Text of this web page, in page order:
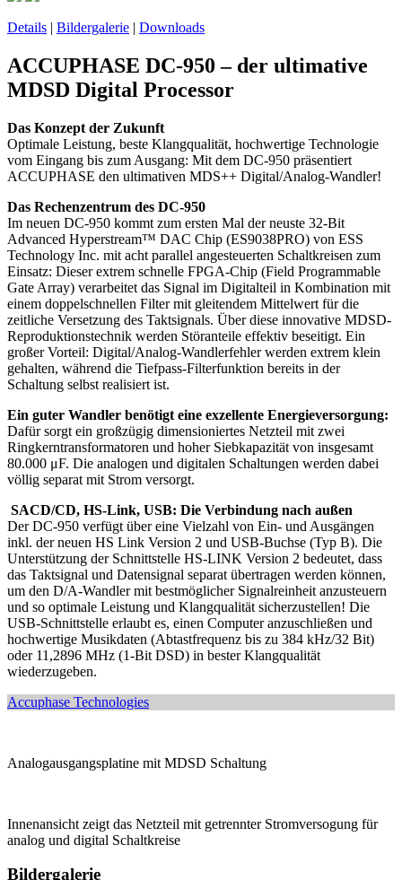
Details | Bildergalerie | Downloads
ACCUPHASE DC-950 – der ultimative
MDSD Digital Processor
Das Konzept der Zukunft
Optimale Leistung, beste Klangqualität, hochwertige Technologie
vom Eingang bis zum Ausgang: Mit dem DC-950 präsentiert
ACCUPHASE den ultimativen MDS++ Digital/Analog-Wandler!
Das Rechenzentrum des DC-950
Im neuen DC-950 kommt zum ersten Mal der neuste 32-Bit
Advanced Hyperstream™ DAC Chip (ES9038PRO) von ESS
Technology Inc. mit acht parallel angesteuerten Schaltkreisen zum
Einsatz: Dieser extrem schnelle FPGA-Chip (Field Programmable
Gate Array) verarbeitet das Signal im Digitalteil in Kombination mit
einem doppelschnellen Filter mit gleitendem Mittelwert für die
zeitliche Versetzung des Taktsignals. Über diese innovative MDSD-
Reproduktionstechnik werden Störanteile effektiv beseitigt. Ein
großer Vorteil: Digital/Analog-Wandlerfehler werden extrem klein
gehalten, während die Tiefpass-Filterfunktion bereits in der
Schaltung selbst realisiert ist.
Ein guter Wandler benötigt eine exzellente Energieversorgung:
Dafür sorgt ein großzügig dimensioniertes Netzteil mit zwei
Ringkerntransformatoren und hoher Siebkapazität von insgesamt
80.000 μF. Die analogen und digitalen Schaltungen werden dabei
völlig separat mit Strom versorgt.
SACD/CD, HS-Link, USB: Die Verbindung nach außen
Der DC-950 verfügt über eine Vielzahl von Ein- und Ausgängen
inkl. der neuen HS Link Version 2 und USB-Buchse (Typ B). Die
Unterstützung der Schnittstelle HS-LINK Version 2 bedeutet, dass
das Taktsignal und Datensignal separat übertragen werden können,
um den D/A-Wandler mit bestmöglicher Signalreinheit anzusteuern
und so optimale Leistung und Klangqualität sicherzustellen! Die
USB-Schnittstelle erlaubt es, einen Computer anzuschließen und
hochwertige Musikdaten (Abtastfrequenz bis zu 384 kHz/32 Bit)
oder 11,2896 MHz (1-Bit DSD) in bester Klangqualität
wiederzugeben.
Accuphase Technologies
Analogausgangsplatine mit MDSD Schaltung
Innenansicht zeigt das Netzteil mit getrennter Stromversogung für
analog und digital Schaltkreise
Bildergalerie